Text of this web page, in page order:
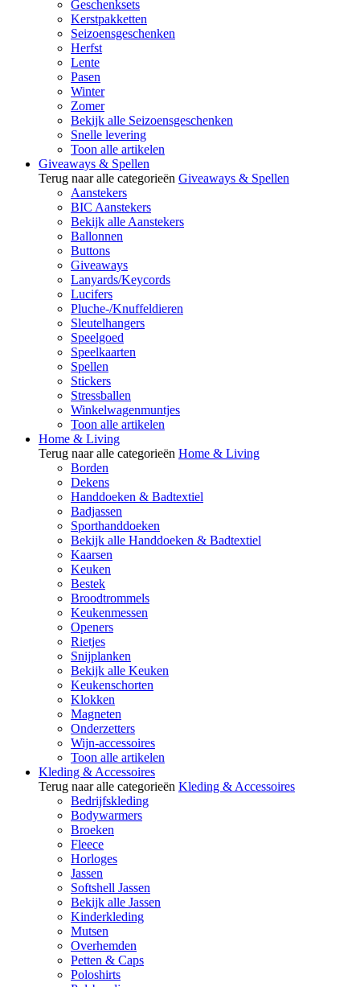
Geschenksets
Kerstpakketten
Seizoensgeschenken
Herfst
Lente
Pasen
Winter
Zomer
Bekijk alle Seizoensgeschenken
Snelle levering
Toon alle artikelen
Giveaways & Spellen
Terug naar alle categorieën Giveaways & Spellen
Aanstekers
BIC Aanstekers
Bekijk alle Aanstekers
Ballonnen
Buttons
Giveaways
Lanyards/Keycords
Lucifers
Pluche-/Knuffeldieren
Sleutelhangers
Speelgoed
Speelkaarten
Spellen
Stickers
Stressballen
Winkelwagenmuntjes
Toon alle artikelen
Home & Living
Terug naar alle categorieën Home & Living
Borden
Dekens
Handdoeken & Badtextiel
Badjassen
Sporthanddoeken
Bekijk alle Handdoeken & Badtextiel
Kaarsen
Keuken
Bestek
Broodtrommels
Keukenmessen
Openers
Rietjes
Snijplanken
Bekijk alle Keuken
Keukenschorten
Klokken
Magneten
Onderzetters
Wijn-accessoires
Toon alle artikelen
Kleding & Accessoires
Terug naar alle categorieën Kleding & Accessoires
Bedrijfskleding
Bodywarmers
Broeken
Fleece
Horloges
Jassen
Softshell Jassen
Bekijk alle Jassen
Kinderkleding
Mutsen
Overhemden
Petten & Caps
Poloshirts